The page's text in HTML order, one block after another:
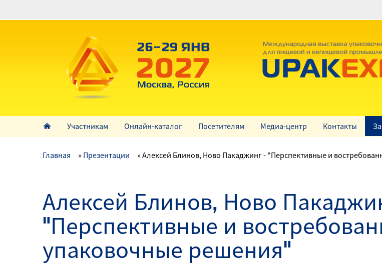
к
Участникам Онлайн-каталог Посетителям Медиа-центр Контакты
Главная Презентации Алексей Блинов, Ново Пакаджинг - "Перспективные и
Алексей Блинов, Ново
"Перспективные и
упаковочные решения"